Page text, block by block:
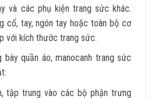
và các phụ kiện trang sức khác.
cổ, tay, ngón tay hoặc toàn bộ cơ
với kích thước trang sức.
bày quần áo, manocanh trang sức
tập trung vào các bộ phận trưng